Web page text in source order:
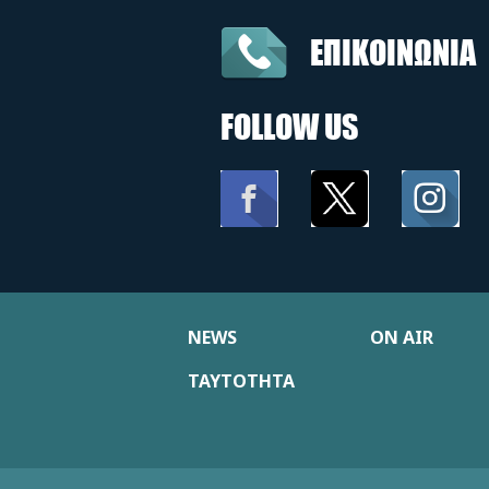
ΕΠΙΚΟΙΝΩΝΙΑ
FOLLOW US
NEWS ON AIR
ΤΑΥΤΟΤΗΤΑ